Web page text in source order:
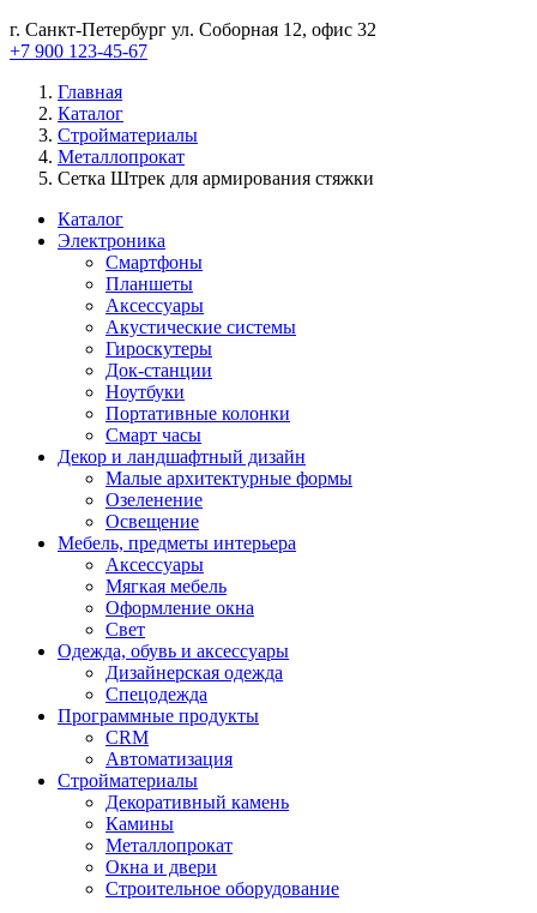
г. Санкт-Петербург ул. Соборная 12, офис 32
+7 900 123-45-67
Главная
Каталог
Стройматериалы
Металлопрокат
Сетка Штрек для армирования стяжки
Каталог
Электроника
Смартфоны
Планшеты
Аксессуары
Акустические системы
Гироскутеры
Док-станции
Ноутбуки
Портативные колонки
Смарт часы
Декор и ландшафтный дизайн
Малые архитектурные формы
Озеленение
Освещение
Мебель, предметы интерьера
Аксессуары
Мягкая мебель
Оформление окна
Свет
Одежда, обувь и аксессуары
Дизайнерская одежда
Спецодежда
Программные продукты
CRM
Автоматизация
Стройматериалы
Декоративный камень
Камины
Металлопрокат
Окна и двери
Строительное оборудование